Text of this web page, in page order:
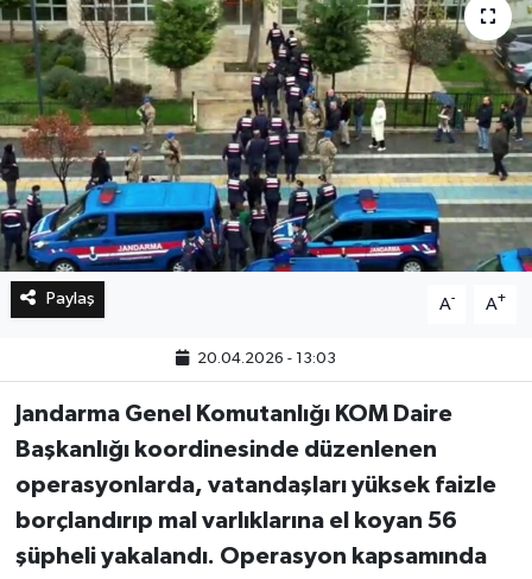
Paylaş A- A+
20.04.2026 - 13:03
Jandarma Genel Komutanlığı KOM Daire
Başkanlığı koordinesinde düzenlenen
operasyonlarda, vatandaşları yüksek faizle
borçlandırıp mal varlıklarına el koyan 56
şüpheli yakalandı. Operasyon kapsamında